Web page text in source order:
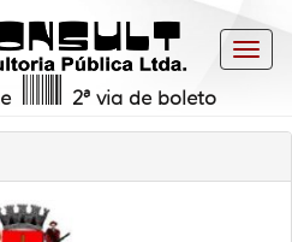
2ª via de boleto